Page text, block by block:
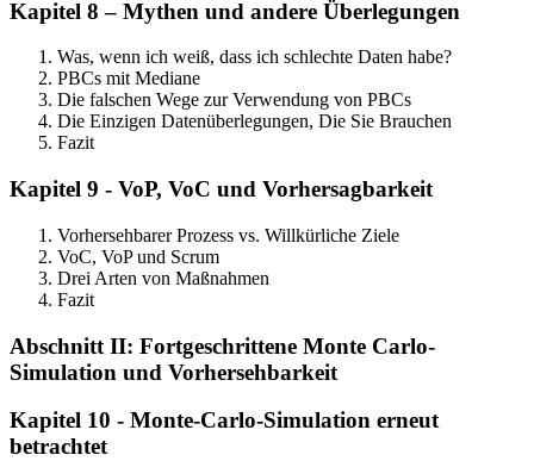
Kapitel 8 – Mythen und andere Überlegungen
Was, wenn ich weiß, dass ich schlechte Daten habe?
PBCs mit Mediane
Die falschen Wege zur Verwendung von PBCs
Die Einzigen Datenüberlegungen, Die Sie Brauchen
Fazit
Kapitel 9 - VoP, VoC und Vorhersagbarkeit
Vorhersehbarer Prozess vs. Willkürliche Ziele
VoC, VoP und Scrum
Drei Arten von Maßnahmen
Fazit
Abschnitt II: Fortgeschrittene Monte Carlo-
Simulation und Vorhersehbarkeit
Kapitel 10 - Monte-Carlo-Simulation erneut
betrachtet